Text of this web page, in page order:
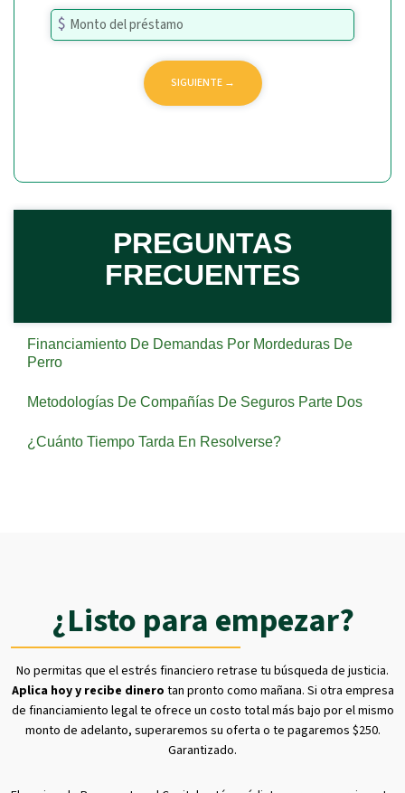
PREGUNTAS
FRECUENTES
Financiamiento De Demandas Por Mordeduras De
Perro
Metodologías De Compañías De Seguros Parte Dos
¿Cuánto Tiempo Tarda En Resolverse?
¿Listo para empezar?
No permitas que el estrés financiero retrase tu búsqueda de justicia.
Aplica hoy y recibe dinero tan pronto como mañana. Si otra empresa
de financiamiento legal te ofrece un costo total más bajo por el mismo
monto de adelanto, superaremos su oferta o te pagaremos $250.
Garantizado.